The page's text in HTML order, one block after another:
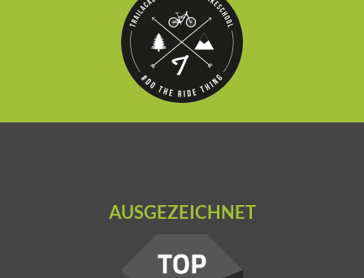
AUSGEZEICHNET